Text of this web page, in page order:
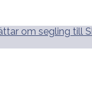
om segling till